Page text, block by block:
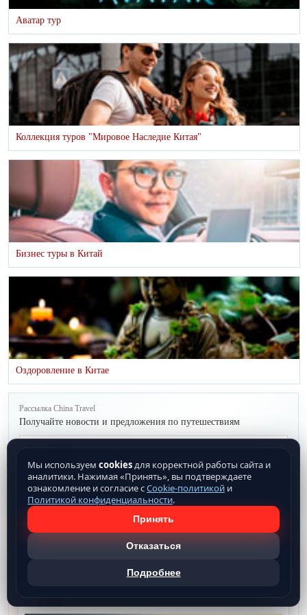
Аватар тур
Коллекция туров "Мировое Наследие Китая"
Бизнес туры в Китай
Оздоровление в Китае
Рассылка China Travel
Получайте новости и предложения по путешествиям
Подписаться
Мы используем cookiesдля корректной работы сайта и
аналитики. Нажимая «Принять», вы подтверждаете
ознакомление и согласие сCookie-политикой и
Политикой конфиденциальности.
Принять
Отказаться
Подробнее